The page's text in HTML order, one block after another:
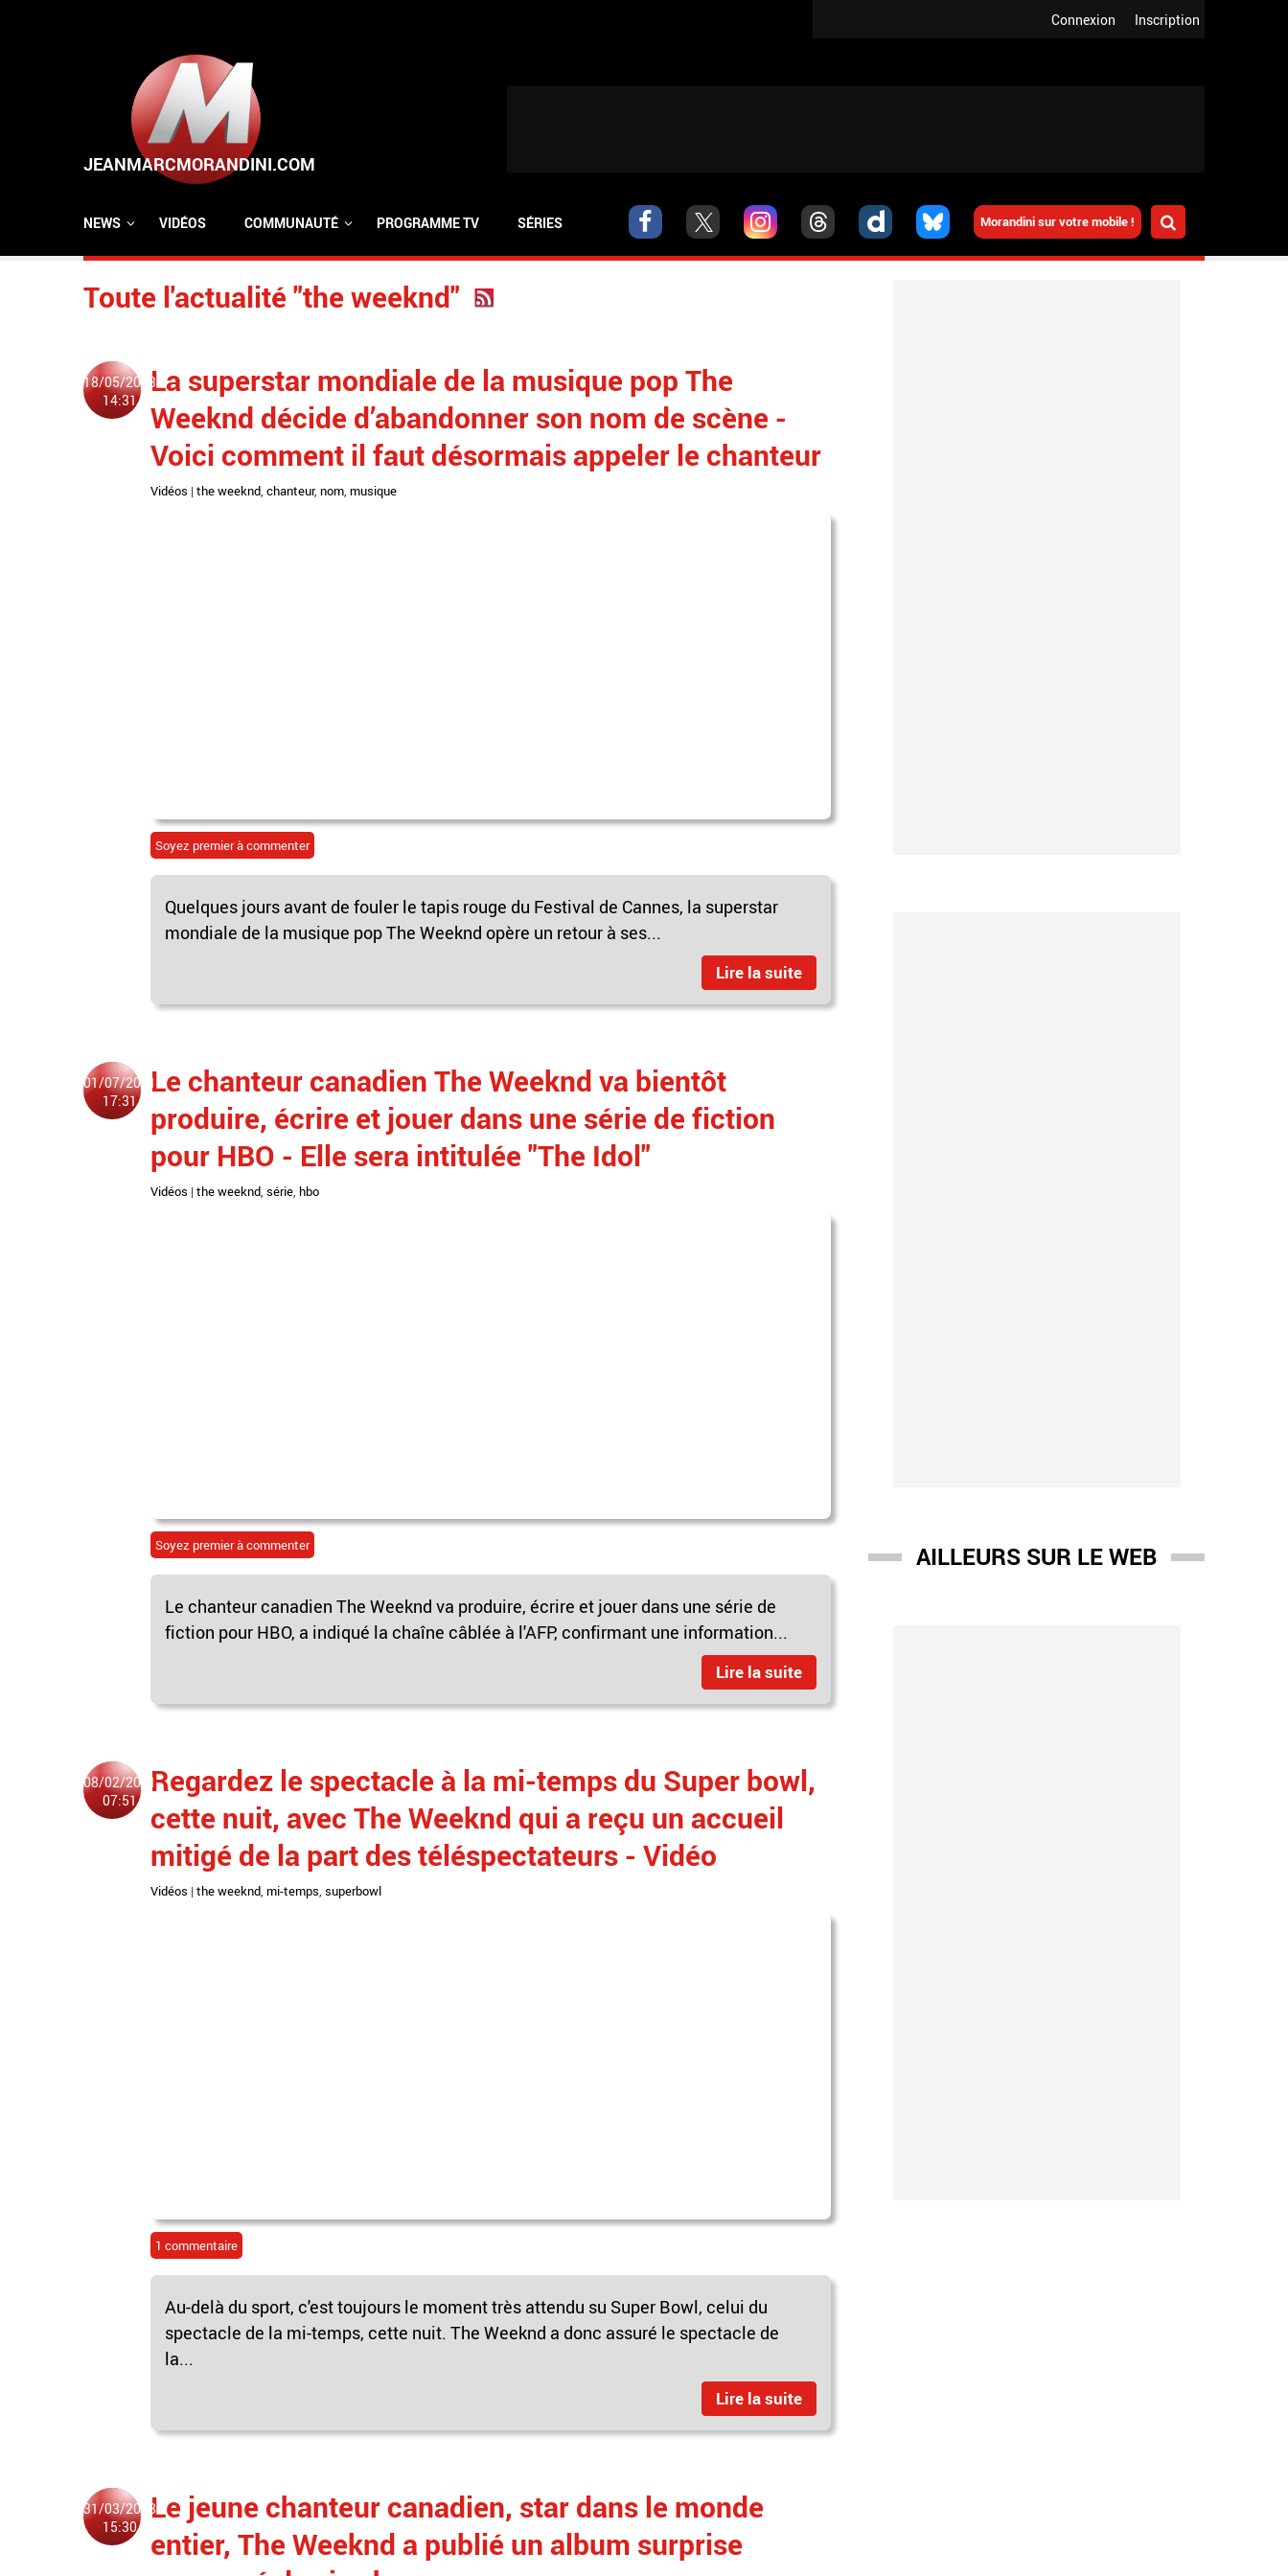
Inscription
Connexion
Morandini sur votre mobile !
NEWS VIDÉOS COMMUNAUTÉ PROGRAMME TV SÉRIES
Toute l'actualité "the weeknd"
18/05/2023
14:31
La superstar mondiale de la musique pop The
Weeknd décide d’abandonner son nom de scène -
Voici comment il faut désormais appeler le chanteur
Vidéos | the weeknd, chanteur, nom, musique
Soyez premier à commenter
Quelques jours avant de fouler le tapis rouge du Festival de Cannes, la superstar
mondiale de la musique pop The Weeknd opère un retour à ses...
Lire la suite
01/07/2021
17:31
Le chanteur canadien The Weeknd va bientôt
produire, écrire et jouer dans une série de fiction
pour HBO - Elle sera intitulée "The Idol"
Vidéos | the weeknd série hbo
Soyez premier à commenter
Le chanteur canadien The Weeknd va produire, écrire et jouer dans une série de
fiction pour HBO, a indiqué la chaîne câblée à l'AFP, confirmant une information...
Lire la suite
08/02/2021
07:51
Regardez le spectacle à la mi-temps du Super bowl,
cette nuit, avec The Weeknd qui a reçu un accueil
mitigé de la part des téléspectateurs - Vidéo
Vidéos | the weeknd, mi-temps, superbowl
1 commentaire
Au-delà du sport, c'est toujours le moment très attendu su Super Bowl, celui du
spectacle de la mi-temps, cette nuit. The Weeknd a donc assuré le spectacle de
la...
Lire la suite
31/03/2018
15:30
Le jeune chanteur canadien, star dans le monde
entier, The Weeknd a publié un album surprise
AILLEURS SUR LE WEB